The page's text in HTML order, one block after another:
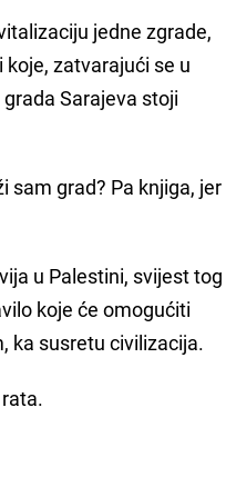
jedne zgrade,
zatvarajući se u
Sarajeva stoji
sam grad? Pa knjiga, jer
u Palestini, svijest tog
koje će omogućiti
ka susretu civilizacija.